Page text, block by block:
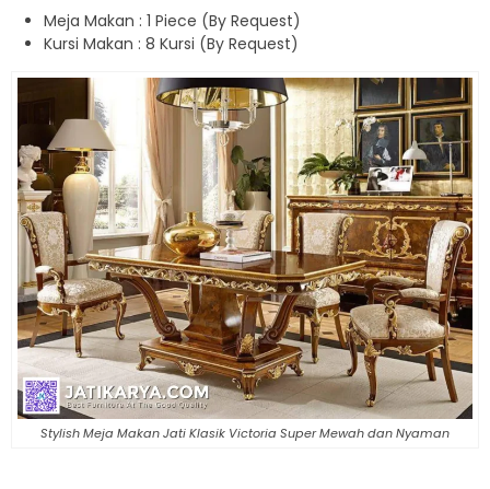
Meja Makan : 1 Piece (By Request)
Kursi Makan : 8 Kursi (By Request)
Stylish Meja Makan Jati Klasik Victoria Super Mewah dan Nyaman